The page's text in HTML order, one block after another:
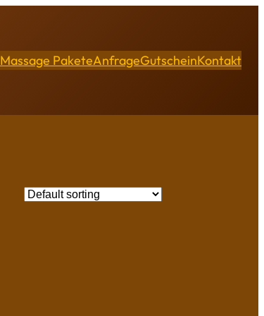
Massage PaketeAnfrageGutscheinKontakt